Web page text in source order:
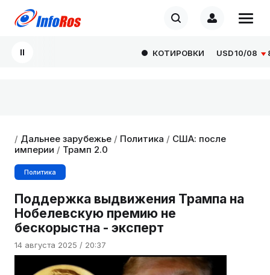
КОТИРОВКИ USD 10/08
/ Дальнее зарубежье / Политика / США: после
империи / Трамп 2.0
Политика
Поддержка выдвижения Трампа на
Нобелевскую премию не
бескорыстна - эксперт
14 августа 2025 / 20:37